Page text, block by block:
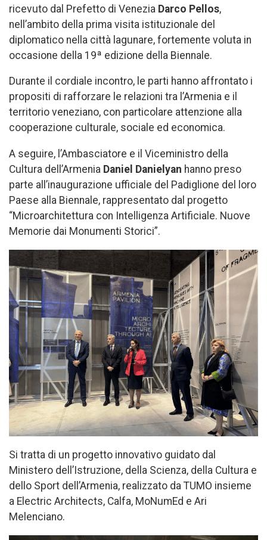
ricevuto dal Prefetto di Venezia Darco Pellos,
nell’ambito della prima visita istituzionale del
diplomatico nella città lagunare, fortemente voluta in
occasione della 19ª edizione della Biennale.
Durante il cordiale incontro, le parti hanno affrontato i
propositi di rafforzare le relazioni tra l’Armenia e il
territorio veneziano, con particolare attenzione alla
cooperazione culturale, sociale ed economica.
A seguire, l’Ambasciatore e il Viceministro della
Cultura dell’Armenia Daniel Danielyan hanno preso
parte all’inaugurazione ufficiale del Padiglione del loro
Paese alla Biennale, rappresentato dal progetto
“Microarchitettura con Intelligenza Artificiale. Nuove
Memorie dai Monumenti Storici”.
Si tratta di un progetto innovativo guidato dal
Ministero dell’Istruzione, della Scienza, della Cultura e
dello Sport dell’Armenia, realizzato da TUMO insieme
a Electric Architects, Calfa, MoNumEd e Ari
Melenciano.